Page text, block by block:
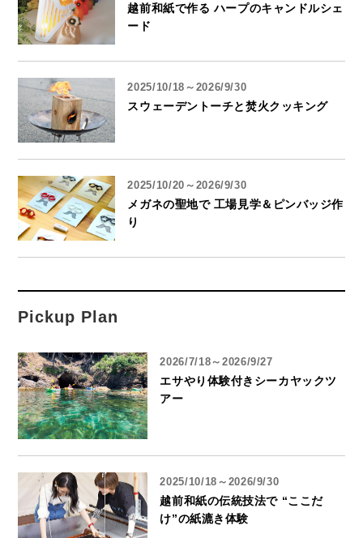
越前和紙で作る ハープのキャンドルシェ
ード
2025/10/18～2026/9/30
スウェーデントーチと焚火クッキング
2025/10/20～2026/9/30
メガネの聖地で 工場見学＆ピンバッジ作
り
Pickup Plan
2026/7/18～2026/9/27
エサやり体験付きシーカヤックツ
アー
2025/10/18～2026/9/30
越前和紙の伝統技法で “ここだ
け”の紙漉き体験